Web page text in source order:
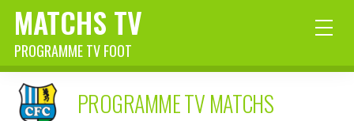
MATCHS TV
PROGRAMME TV FOOT
PROGRAMME TV MATCHS